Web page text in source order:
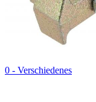
0 - Verschiedenes